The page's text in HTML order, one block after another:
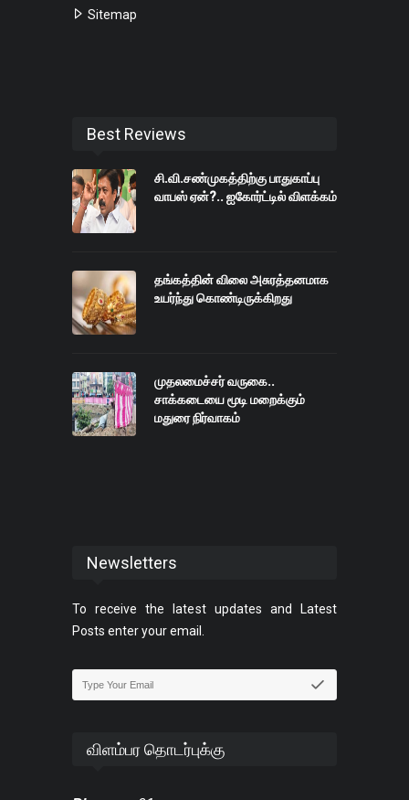
Sitemap
Best Reviews
சி.வி.சண்முகத்திற்கு பாதுகாப்பு
வாபஸ் ஏன்?.. ஐகோர்ட்டில் விளக்கம்
தங்கத்தின் விலை அசுரத்தனமாக
உயர்ந்து கொண்டிருக்கிறது
முதலமைச்சர் வருகை..
சாக்கடையை மூடி மறைக்கும்
மதுரை நிர்வாகம்
Newsletters
To receive the latest updates and Latest
Posts enter your email.
விளம்பர தொடர்புக்கு